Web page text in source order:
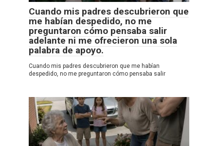
Cuando mis padres descubrieron que
me habían despedido, no me
preguntaron cómo pensaba salir
adelante ni me ofrecieron una sola
palabra de apoyo.
Cuando mis padres descubrieron que me habían
despedido, no me preguntaron cómo pensaba salir